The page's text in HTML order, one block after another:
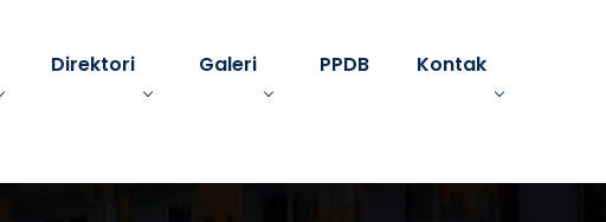
Direktori Galeri PPDB Kontak